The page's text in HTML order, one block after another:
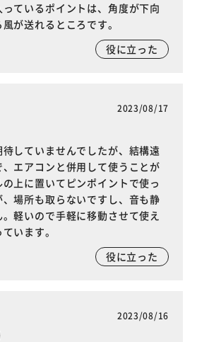
ているポイントは、角度が下向
が送れるところです。
役に立った
2023/08/17
していませんでしたが、結構遠
エアコンと併用して使うことが
上に置いてピンポイントで使っ
場所も取らないですし、音も静
軽いので手軽に移動させて使え
います。
役に立った
2023/08/16